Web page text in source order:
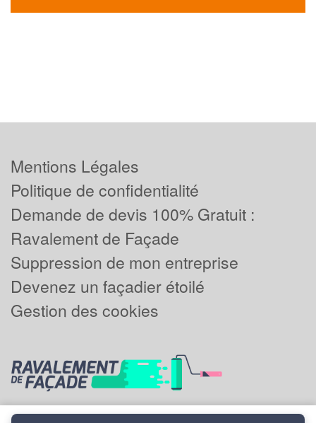
Mentions Légales
Politique de confidentialité
Demande de devis 100% Gratuit :
Ravalement de Façade
Suppression de mon entreprise
Devenez un façadier étoilé
Gestion des cookies